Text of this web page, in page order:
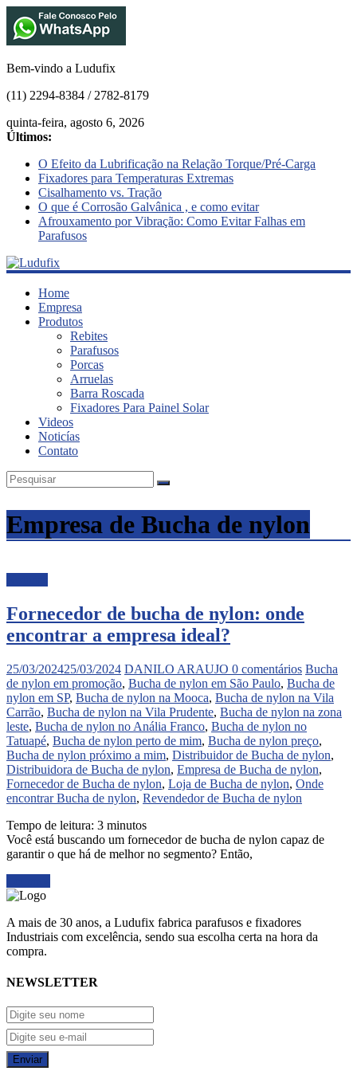
Bem-vindo a Ludufix
(11) 2294-8384 / 2782-8179
quinta-feira, agosto 6, 2026
Últimos:
O Efeito da Lubrificação na Relação Torque/Pré-Carga
Fixadores para Temperaturas Extremas
Cisalhamento vs. Tração
O que é Corrosão Galvânica , e como evitar
Afrouxamento por Vibração: Como Evitar Falhas em
Parafusos
Ludufix
Fixadores
Home
Empresa
Produtos
Rebites
Parafusos
Porcas
Arruelas
Barra Roscada
Fixadores Para Painel Solar
Videos
Noticías
Contato
Empresa de Bucha de nylon
Fornecedor de bucha de nylon: onde
encontrar a empresa ideal?
25/03/202425/03/2024 DANILO ARAUJO 0 comentários Bucha
de nylon em promoção, Bucha de nylon em São Paulo, Bucha de
nylon em SP, Bucha de nylon na Mooca, Bucha de nylon na Vila
Carrão, Bucha de nylon na Vila Prudente, Bucha de nylon na zona
leste, Bucha de nylon no Anália Franco, Bucha de nylon no
Tatuapé, Bucha de nylon perto de mim, Bucha de nylon preço,
Bucha de nylon próximo a mim, Distribuidor de Bucha de nylon,
Distribuidora de Bucha de nylon, Empresa de Bucha de nylon,
Fornecedor de Bucha de nylon, Loja de Bucha de nylon, Onde
encontrar Bucha de nylon, Revendedor de Bucha de nylon
Tempo de leitura: 3 minutos
Você está buscando um fornecedor de bucha de nylon capaz de
garantir o que há de melhor no segmento? Então,
A mais de 30 anos, a Ludufix fabrica parafusos e fixadores
Industriais com excelência, sendo sua escolha certa na hora da
compra.
NEWSLETTER
Enviar